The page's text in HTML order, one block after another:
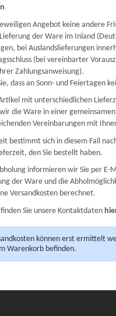
Angebot keine andere
der Ware im Inland
bei Auslandslieferungen
(bei vereinbarter
Zahlungsanweisung).
dass an Sonn- und Feiertagen
mit unterschiedlichen
die Ware in einer
Vereinbarungen mit
bestimmt sich in diesem Fall
den Sie bestellt haben.
informieren wir Sie per E-
der Ware und die
Versandkosten berechnet.
Sie unsere Kontaktdaten
können erst ermittelt
Warenkorb befinden.